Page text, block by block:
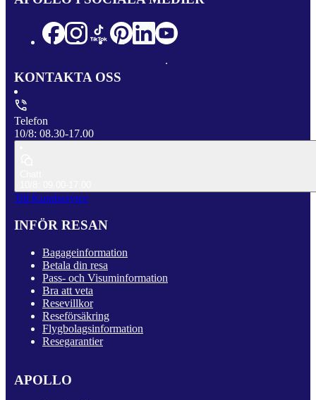
KONTAKTA OSS
Telefon
10/8: 08.30-17.00
Till Kundservice
INFÖR RESAN
Bagageinformation
Betala din resa
Pass- och Visuminformation
Bra att veta
Resevillkor
Reseförsäkring
Flygbolagsinformation
Resegarantier
APOLLO